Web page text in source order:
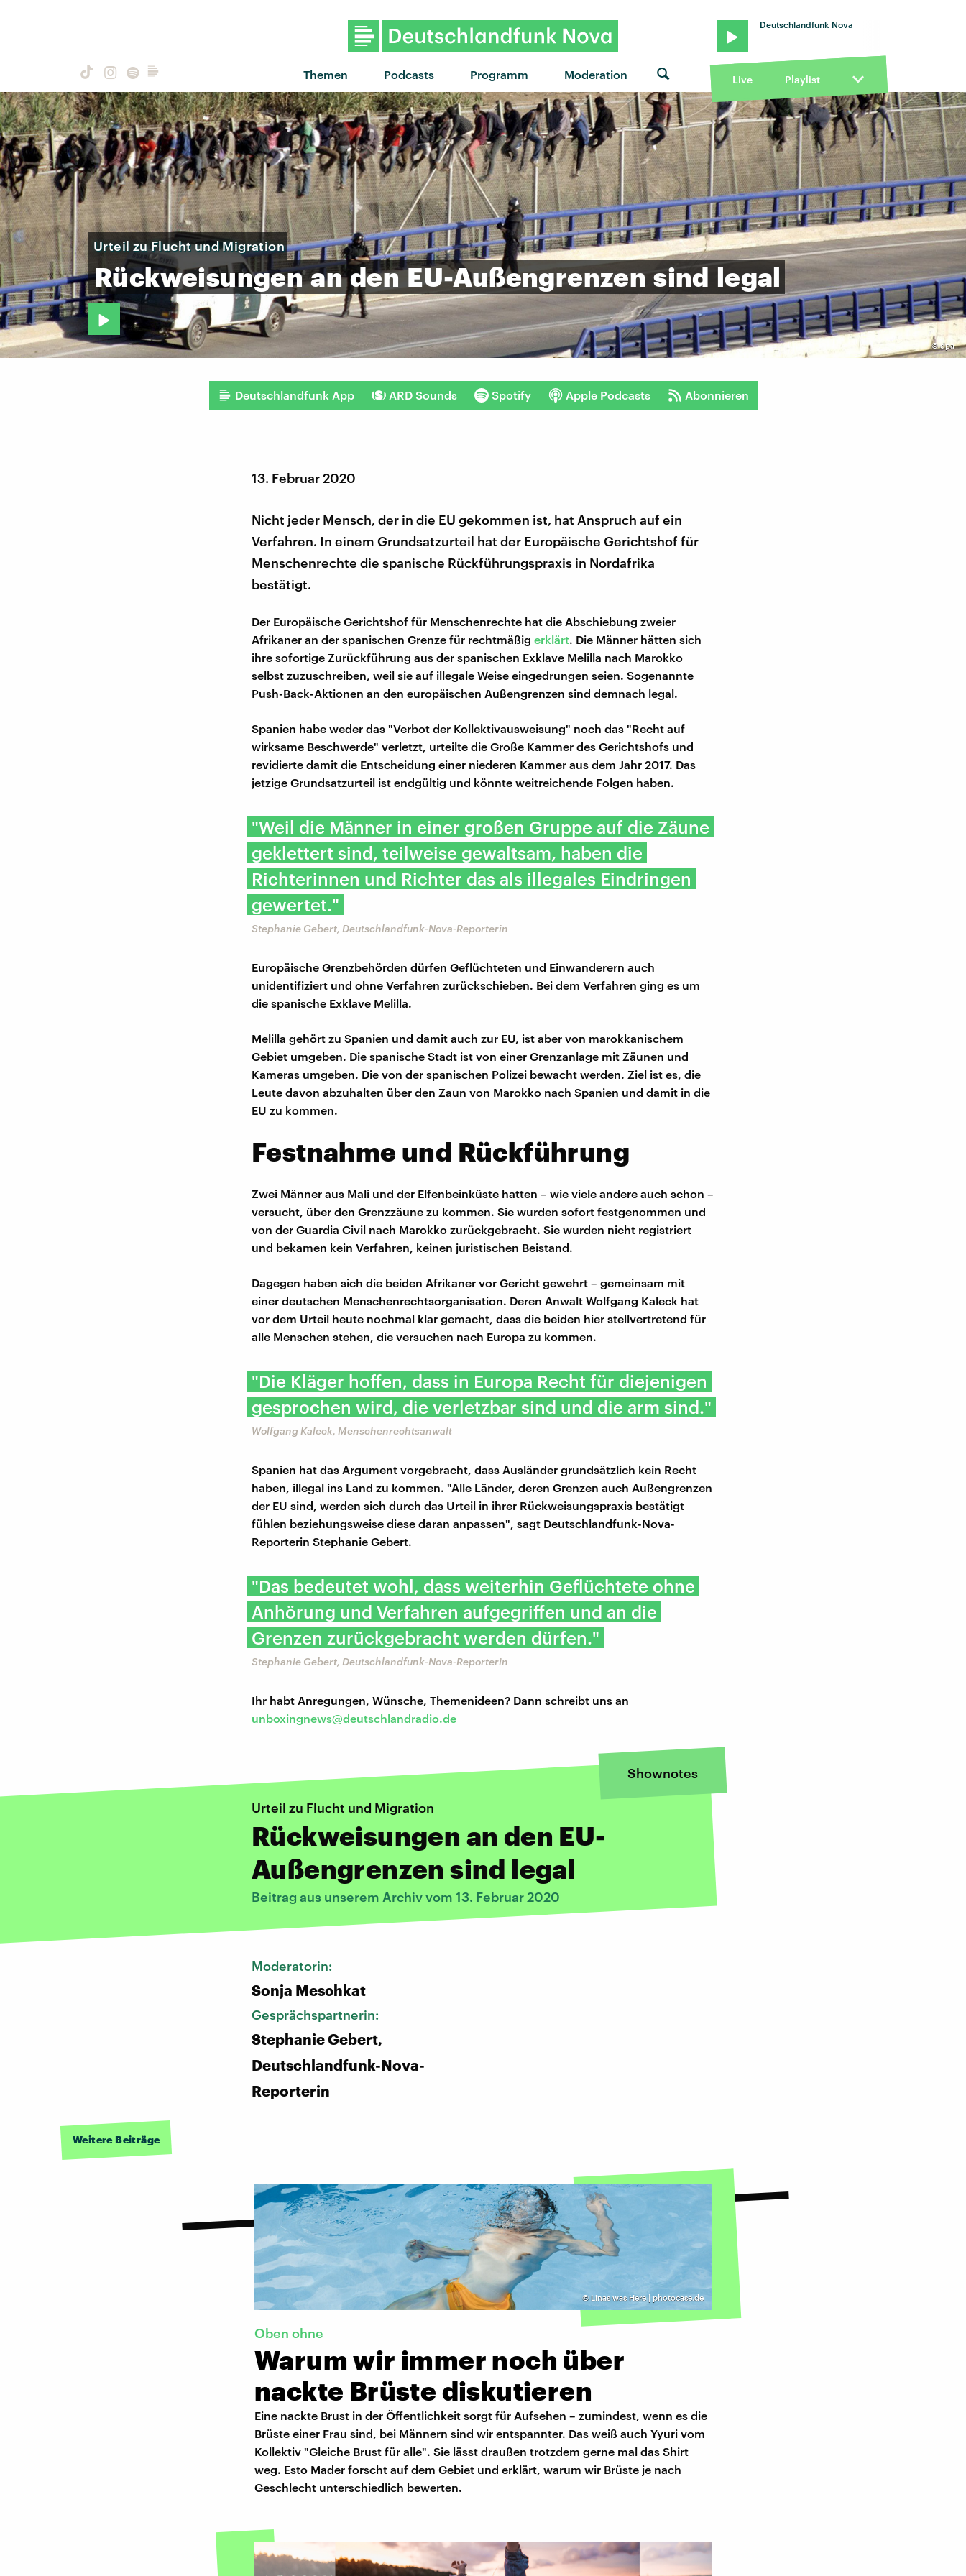
Themen Podcasts Programm Moderation
Deutschlandfunk Nova
Live Playlist
©dpa
Urteil zu Flucht und Migration
Rückweisungen an den EU-Außengrenzen sind legal
Deutschlandfunk App ARD Sounds Spotify Apple Podcasts Abonnieren
13. Februar 2020
Nicht jeder Mensch, der in die EU gekommen ist, hat Anspruch auf ein
Verfahren. In einem Grundsatzurteil hat der Europäische Gerichtshof für
Menschenrechte die spanische Rückführungspraxis in Nordafrika
bestätigt.
Der Europäische Gerichtshof für Menschenrechte hat die Abschiebung zweier
Afrikaner an der spanischen Grenze für rechtmäßig erklärt. Die Männer hätten sich
ihre sofortige Zurückführung aus der spanischen Exklave Melilla nach Marokko
selbst zuzuschreiben, weil sie auf illegale Weise eingedrungen seien. Sogenannte
Push-Back-Aktionen an den europäischen Außengrenzen sind demnach legal.
Spanien habe weder das "Verbot der Kollektivausweisung" noch das "Recht auf
wirksame Beschwerde" verletzt, urteilte die Große Kammer des Gerichtshofs und
revidierte damit die Entscheidung einer niederen Kammer aus dem Jahr 2017. Das
jetzige Grundsatzurteil ist endgültig und könnte weitreichende Folgen haben.
"Weil die Männer in einer großen Gruppe auf die Zäune
geklettert sind, teilweise gewaltsam, haben die
Richterinnen und Richter das als illegales Eindringen
gewertet."
Stephanie Gebert, Deutschlandfunk-Nova-Reporterin
Europäische Grenzbehörden dürfen Geflüchteten und Einwanderern auch
unidentifiziert und ohne Verfahren zurückschieben. Bei dem Verfahren ging es um
die spanische Exklave Melilla.
Melilla gehört zu Spanien und damit auch zur EU, ist aber von marokkanischem
Gebiet umgeben. Die spanische Stadt ist von einer Grenzanlage mit Zäunen und
Kameras umgeben. Die von der spanischen Polizei bewacht werden. Ziel ist es, die
Leute davon abzuhalten über den Zaun von Marokko nach Spanien und damit in die
EU zu kommen.
Festnahme und Rückführung
Zwei Männer aus Mali und der Elfenbeinküste hatten – wie viele andere auch schon –
versucht, über den Grenzzäune zu kommen. Sie wurden sofort festgenommen und
von der Guardia Civil nach Marokko zurückgebracht. Sie wurden nicht registriert
und bekamen kein Verfahren, keinen juristischen Beistand.
Dagegen haben sich die beiden Afrikaner vor Gericht gewehrt – gemeinsam mit
einer deutschen Menschenrechtsorganisation. Deren Anwalt Wolfgang Kaleck hat
vor dem Urteil heute nochmal klar gemacht, dass die beiden hier stellvertretend für
alle Menschen stehen, die versuchen nach Europa zu kommen.
"Die Kläger hoffen, dass in Europa Recht für diejenigen
gesprochen wird, die verletzbar sind und die arm sind."
Wolfgang Kaleck, Menschenrechtsanwalt
Spanien hat das Argument vorgebracht, dass Ausländer grundsätzlich kein Recht
haben, illegal ins Land zu kommen. "Alle Länder, deren Grenzen auch Außengrenzen
der EU sind, werden sich durch das Urteil in ihrer Rückweisungspraxis bestätigt
fühlen beziehungsweise diese daran anpassen", sagt Deutschlandfunk-Nova-
Reporterin Stephanie Gebert.
"Das bedeutet wohl, dass weiterhin Geflüchtete ohne
Anhörung und Verfahren aufgegriffen und an die
Grenzen zurückgebracht werden dürfen."
Stephanie Gebert, Deutschlandfunk-Nova-Reporterin
Ihr habt Anregungen, Wünsche, Themenideen? Dann schreibt uns an
unboxingnews@deutschlandradio.de
Shownotes
Urteil zu Flucht und Migration
Rückweisungen an den EU-
Außengrenzen sind legal
Beitrag aus unserem Archiv vom 13. Februar 2020
Moderatorin:
Sonja Meschkat
Gesprächspartnerin:
Stephanie Gebert,
Deutschlandfunk-Nova-
Reporterin
Weitere Beiträge
© Linas was Here | photocase.de
Oben ohne
Warum wir immer noch über
nackte Brüste diskutieren
Eine nackte Brust in der Öffentlichkeit sorgt für Aufsehen – zumindest, wenn es die
Brüste einer Frau sind, bei Männern sind wir entspannter. Das weiß auch Yyuri vom
Kollektiv "Gleiche Brust für alle". Sie lässt draußen trotzdem gerne mal das Shirt
weg. Esto Mader forscht auf dem Gebiet und erklärt, warum wir Brüste je nach
Geschlecht unterschiedlich bewerten.